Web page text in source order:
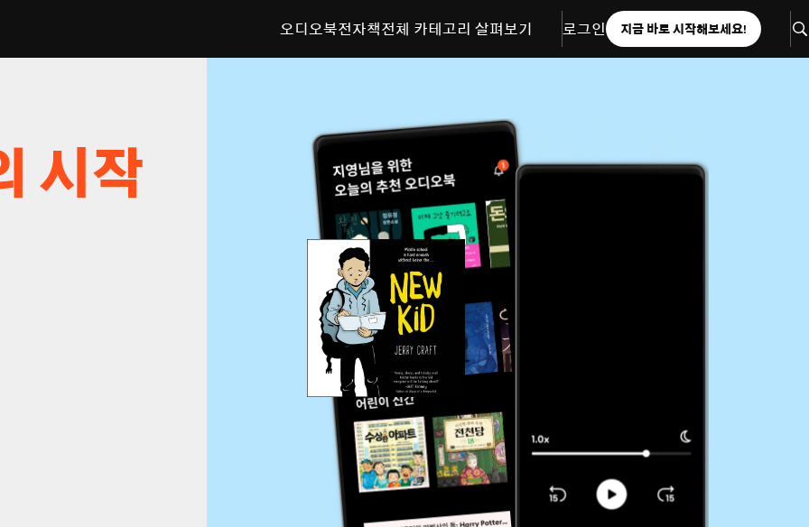
오디오북전자책전체 카테고리 살펴보기 로그인 지금 바로 시작해보세요!
시작